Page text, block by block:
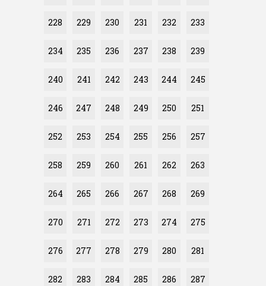
228 229 230 231 232 233
234 235 236 237 238 239
240 241 242 243 244 245
246 247 248 249 250 251
252 253 254 255 256 257
258 259 260 261 262 263
264 265 266 267 268 269
270 271 272 273 274 275
276 277 278 279 280 281
282 283 284 285 286 287